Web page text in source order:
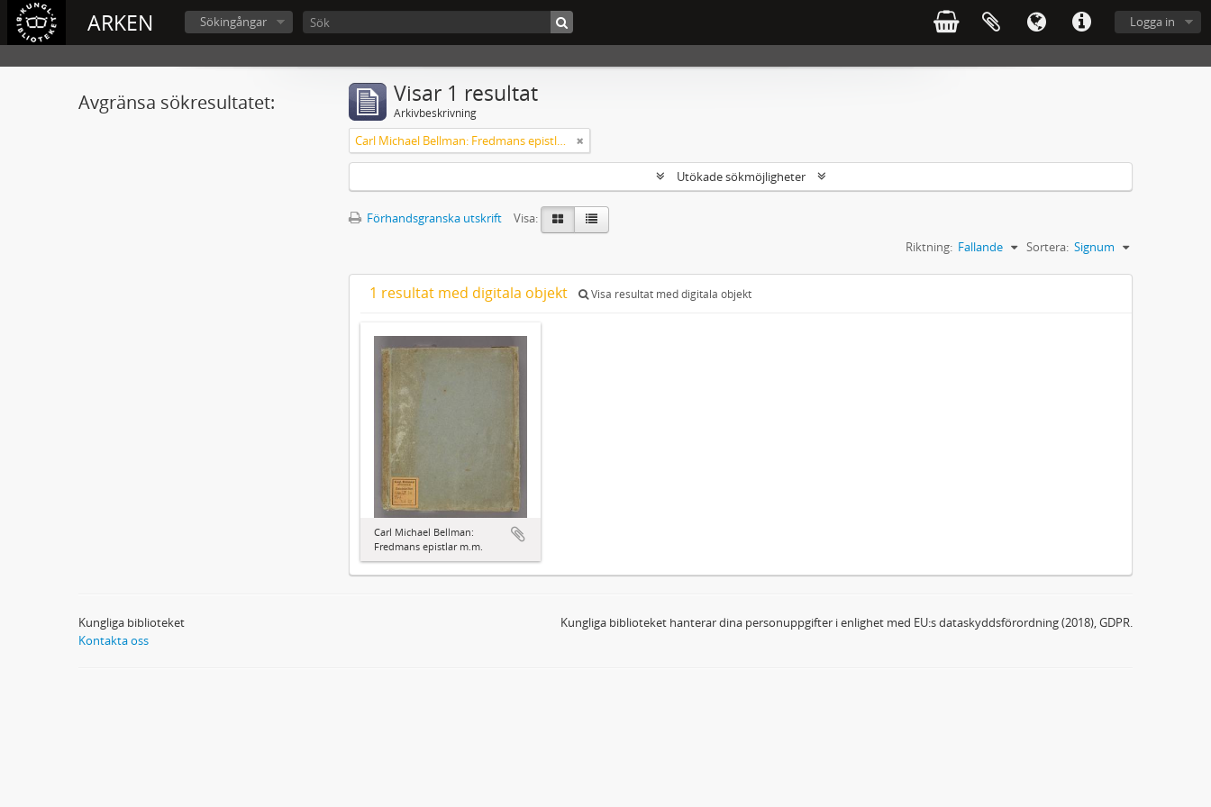
ARKEN Logga in
Sökingångar
Avgränsa sökresultatet: Visar 1 resultat
Arkivbeskrivning
Carl Michael Bellman: Fredmans epistlar m.m.
Utökade sökmöjligheter
Förhandsgranska utskrift
Visa:
Sortera: Signum
Riktning: Fallande
1 resultat med digitala objekt Visa resultat med digitala objekt
Carl Michael Bellman:
Fredmans epistlar m.m.
Kungliga biblioteket
Kontakta oss
Kungliga biblioteket hanterar dina personuppgifter i enlighet med EU:s dataskyddsförordning (2018), GDPR.